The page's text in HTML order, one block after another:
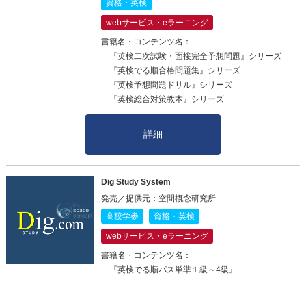
資格・英検
webサービス・eラーニング
書籍名・コンテンツ名：
『英検二次試験・面接完全予想問題』シリーズ
『英検でる順合格問題集』シリーズ
『英検予想問題ドリル』シリーズ
『英検総合対策教本』シリーズ
詳細
Dig Study System
発売／提供元：空間概念研究所
高校学参
資格・英検
webサービス・eラーニング
書籍名・コンテンツ名：
『英検でる順パス単準１級～4級』